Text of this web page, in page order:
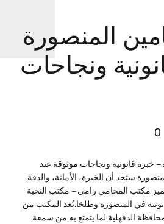
المنصورة
ونجاحات
0
خبرة قانونية ونجاحات موثوقة عند
ستجد أن الخبرة، الأمانة، والدقة
تميز مكتب المحامي رامي – مكتب النخبة
في المنصورة وطلخا.يُعد المكتب من
الدقهلية لما يتمتع به من سمعة